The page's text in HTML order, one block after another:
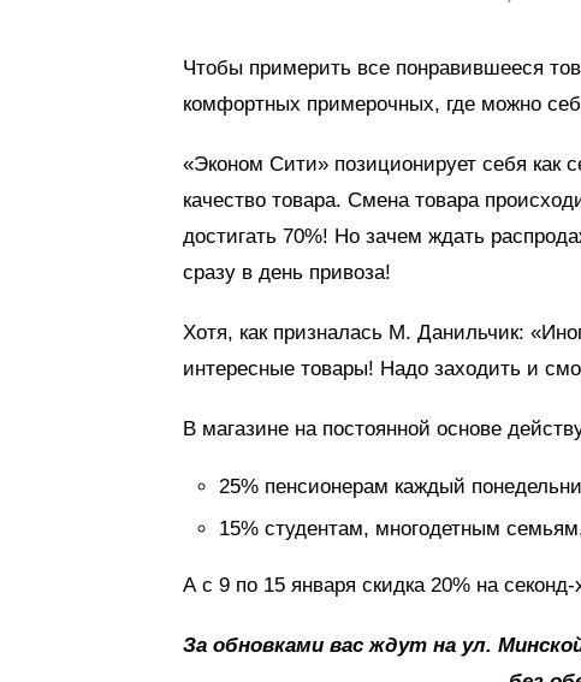
Чтобы примерить все понравившееся
комфортных примерочных, где можно
«Эконом Сити» позиционирует себя как
качество товара. Смена товара
достигать 70%! Но зачем ждать
сразу в день привоза!
Хотя, как призналась М. Данильчик:
интересные товары! Надо заходить и
В магазине на постоянной основе
25% пенсионерам каждый
15% студентам, многодетным
А с 9 по 15 января скидка 20% на
За обновками вас ждут на ул.